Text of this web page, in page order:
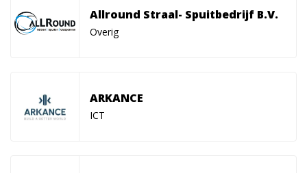
Allround Straal- Spuitbedrijf B.V.
Overig
ARKANCE
ICT